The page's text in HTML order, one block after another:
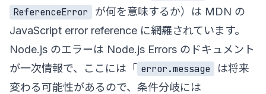
ReferenceError
が何を意味するか）は MDN の
JavaScript error reference に網羅されています。
Node.js のエラーは Node.js Errors のドキュメント
が一次情報で、ここには「 error.message
は将来
変わる可能性があるので、条件分岐には